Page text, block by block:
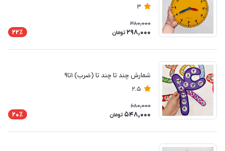
3
380,000
298,000 تومان 22٪
شمارش چند تا چند تا (ضرب) ۱تا۹
2.5
680,000
548,000 تومان 20٪